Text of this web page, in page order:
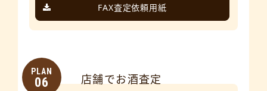
FAX査定依頼用紙
PLAN
06 店舗でお酒査定